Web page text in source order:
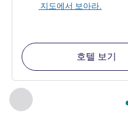
이전 - 주변에 있는 다른
2/ 페이지 , 주변에 있는 다
지도에서 보아라.
호텔 보기